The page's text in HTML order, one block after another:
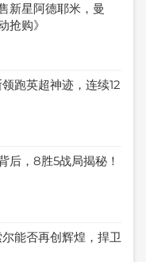
新星阿德耶米，曼
抢购》
跑英超神迹，连续12
后，8胜5战局揭秘！
能否再创辉煌，捍卫